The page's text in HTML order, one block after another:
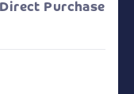
Direct Purchase